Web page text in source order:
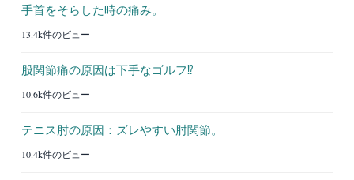
手首をそらした時の痛み。
13.4k件のビュー
股関節痛の原因は下手なゴルフ⁉︎
10.6k件のビュー
テニス肘の原因：ズレやすい肘関節。
10.4k件のビュー